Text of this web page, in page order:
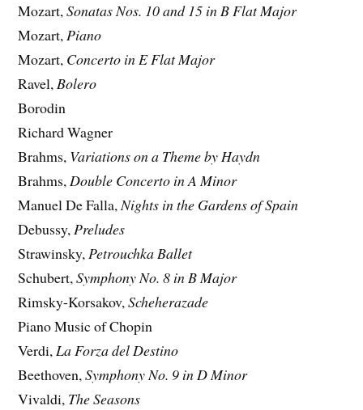
Mozart,Sonatas Nos. 10 and 15 in B Flat Major
Mozart,Piano
Mozart, Concerto in E Flat Major
Ravel,Bolero
Borodin
Richard Wagner
Brahms, Variations on a Theme by Haydn
Brahms,Double Concerto in A Minor
Manuel De Falla,Nights in the Gardens of Spain
Debussy,Preludes
Strawinsky,Petrouchka Ballet
Schubert,Symphony No. 8 in B Major
Rimsky-Korsakov,Scheherazade
Piano Music of Chopin
Verdi,La Forza del Destino
Beethoven,Symphony No. 9 in D Minor
Vivaldi, The Seasons